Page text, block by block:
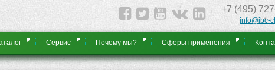
+7 (495)
info@ibc-
Сервис Почему мы? Сферы применения